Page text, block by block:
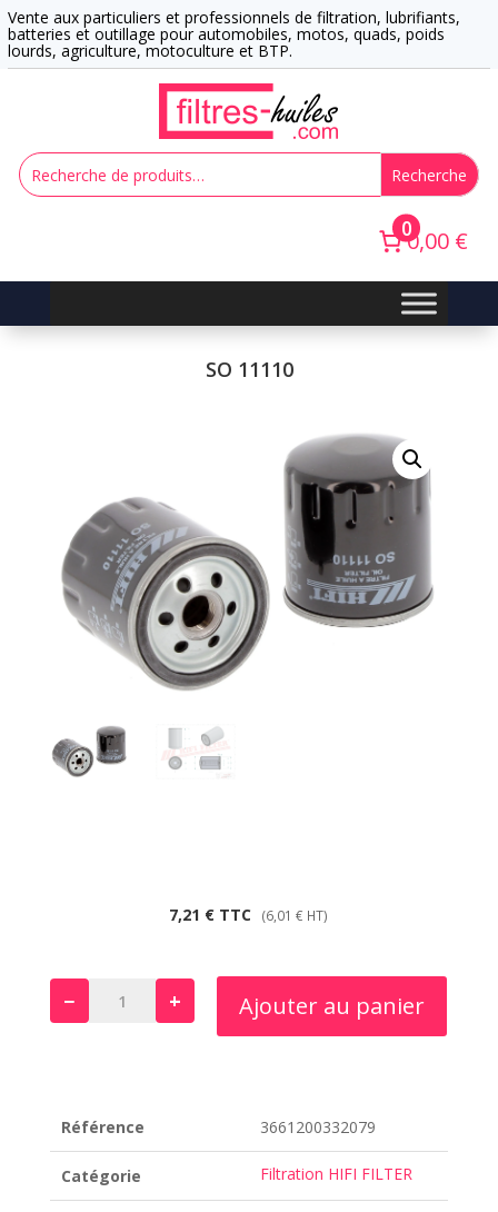
Vente aux particuliers et professionnels de filtration, lubrifiants,
batteries et outillage pour automobiles, motos, quads, poids
lourds, agriculture, motoculture et BTP.
Recherche
00,00 €
SO 11110
7,21 € TTC (6,01€ HT)
− + Ajouter au panier
Référence 3661200332079
Catégorie Filtration HIFI FILTER